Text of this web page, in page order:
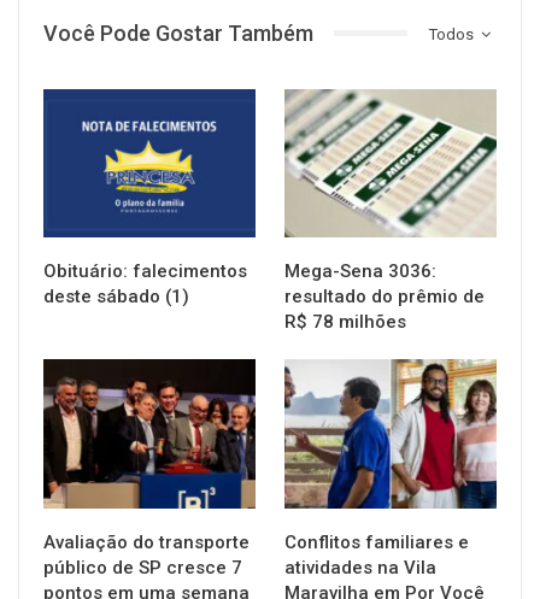
Todos
Você Pode Gostar Também
Obituário: falecimentos
deste sábado (1)
NOTÍCIAS
Mega-Sena 3036:
resultado do prêmio de
R$ 78 milhões
NOTÍCIAS
Avaliação do transporte
público de SP cresce 7
pontos em uma semana
NOTÍCIAS
Conflitos familiares e
atividades na Vila
Maravilha em Por Você